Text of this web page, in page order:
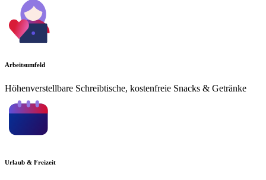
Arbeitsumfeld
Höhenverstellbare Schreibtische, kostenfreie Snacks & Getränke
Urlaub & Freizeit